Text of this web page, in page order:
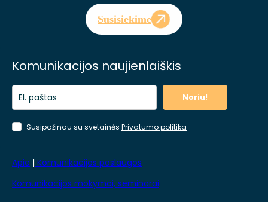
Susisiekime
Komunikacijos naujienlaiškis
Noriu!
Susipažinau su svetainės Privatumo politika
Apie | Komunikacijos paslaugos
Komunikacijos mokymai, seminarai